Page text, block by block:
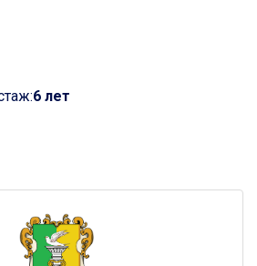
6 лет